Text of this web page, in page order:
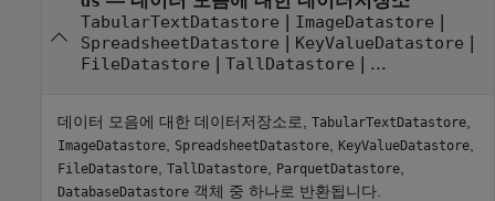
TabularTextDatastore | ImageDatastore |
SpreadsheetDatastore | KeyValueDatastore |
FileDatastore | TallDatastore | ...
데이터 모음에 대한 데이터저장소로, TabularTextDatastore
ImageDatastore SpreadsheetDatastore KeyValueDatastore
FileDatastore TallDatastore ParquetDatastore
DatabaseDatastore 객체 중 하나로 반환됩니다.